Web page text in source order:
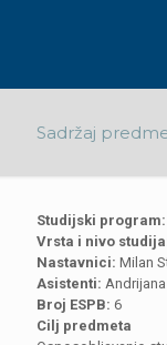
Sadržaj
Studijski program:
Vrsta i nivo
Nastavnici: Milan
Asistenti:
Broj ESPB: 6
Cilj predmeta